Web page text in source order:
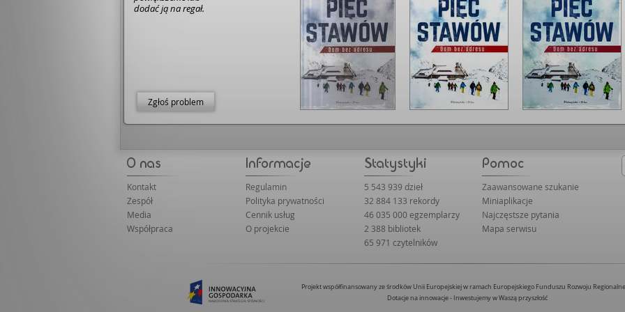
dodać ją na regał.
Zgłoś problem
Kontakt
Zespół
Media
Współpraca
Regulamin
Polityka prywatności
Cennik usług
O projekcie
5 543 939 dzieł
32 884 133 rekordy
46 035 000 egzemplarzy
2 388 bibliotek
65 971 czytelników
Zaawansowane szukanie
Miniaplikacje
Najczęstsze pytania
Mapa serwisu
Projekt współfinansowany ze środków Unii Europejskiej w ramach Europejskiego Funduszu Rozwoju
Dotacje na innowacje - Inwestujemy w Waszą przyszłość